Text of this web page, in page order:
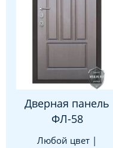
Дверная панель
ФЛ-58
Любой цвет |